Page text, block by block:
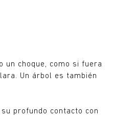
un choque, como si fuera
Un árbol es también
profundo contacto con